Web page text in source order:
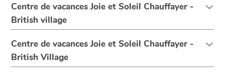
Centre de vacances Joie et Soleil Chauffayer -
British village
Centre de vacances Joie et Soleil Chauffayer -
British Village